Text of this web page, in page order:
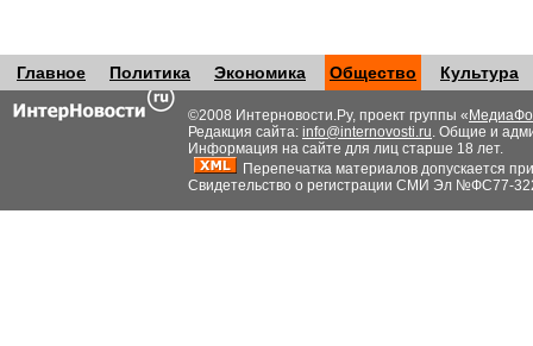
Главное Политика Экономика Общество Культура
©2008 Интерновости.Ру, проект группы «
Редакция сайта: info@internovosti.ru. Общие и
Информация на сайте для лиц старше 18 лет.
Перепечатка материалов допускается
Свидетельство о регистрации СМИ Эл №ФС77-